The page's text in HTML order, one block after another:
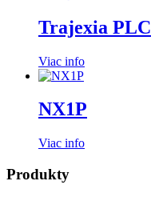
Trajexia PLC
Viac info
NX1P
Viac info
Produkty